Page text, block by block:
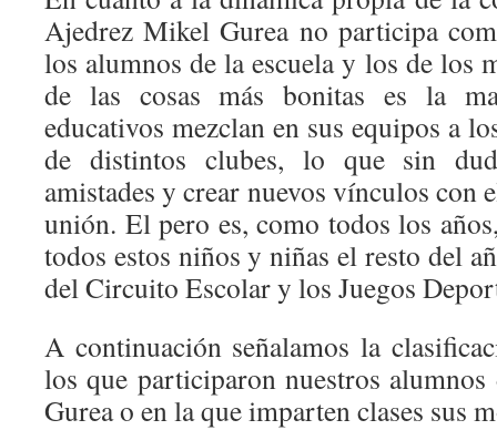
Ajedrez Mikel Gurea no participa
los alumnos de la escuela y los de los
de las cosas más bonitas es la
educativos mezclan en sus equipos a
de distintos clubes, lo que sin
amistades y crear nuevos vínculos con
unión. El pero es, como todos los
todos estos niños y niñas el resto del
del Circuito Escolar y los Juegos
A continuación señalamos la
los que participaron nuestros
Gurea o en la que imparten clases sus